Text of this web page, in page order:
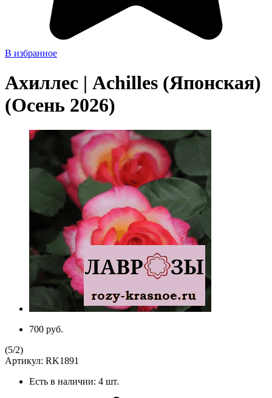
В избранное
Ахиллес | Achilles (Японская)
(Осень 2026)
700 руб.
(5/2)
Артикул: RK1891
Есть в наличии: 4 шт.